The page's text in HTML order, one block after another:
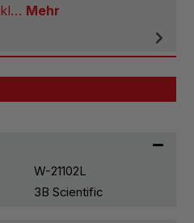
Mehr
W-21102L
3B Scientific